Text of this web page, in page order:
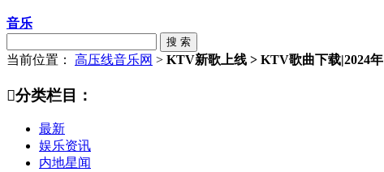
音乐
搜 索
当前位置： 高压线音乐网 > KTV新歌上线 > KTV歌曲下载|2024
分类栏目：
最新
娱乐资讯
内地星闻